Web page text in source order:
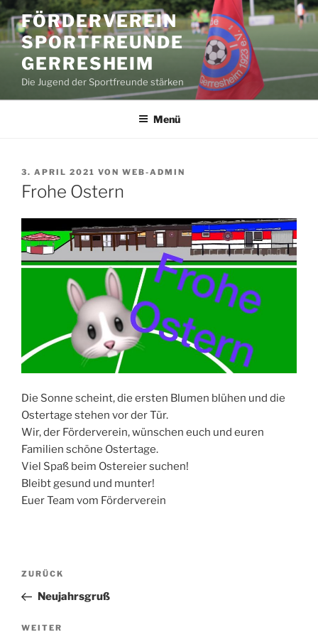
Zum
Inhalt
springen
FÖRDERVEREIN
SPORTFREUNDE
GERRESHEIM
Die Jugend der Sportfreunde stärken
Menü
VERÖFFENTLICHT
AM
3. APRIL 2021 VON WEB-ADMIN
Frohe Ostern
Die Sonne scheint, die ersten Blumen blühen und die
Ostertage stehen vor der Tür.
Wir, der Förderverein, wünschen euch und euren
Familien schöne Ostertage.
Viel Spaß beim Ostereier suchen!
Bleibt gesund und munter!
Euer Team vom Förderverein
Beitragsnavigation
Vorheriger
Beitrag
ZURÜCK
Neujahrsgruß
Nächster
WEITER